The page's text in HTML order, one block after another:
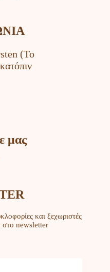
(To
μας
και ξεχωριστές
στο newsletter